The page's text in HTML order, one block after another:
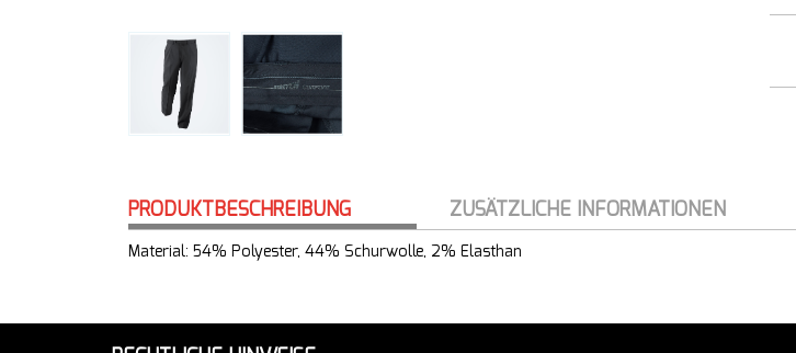
PRODUKTBESCHREIBUNG ZUSÄTZLICHE INFORMATIONEN
Material: 54% Polyester, 44% Schurwolle, 2% Elasthan